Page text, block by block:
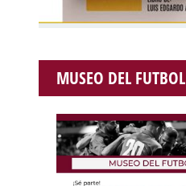
MUSEO DEL FUTBOL